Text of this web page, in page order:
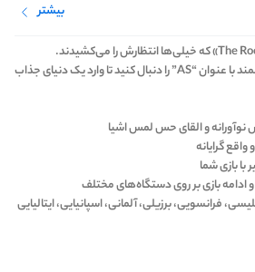
بیشتر
یک سری نامه مرموز از یک دانشمند با عنوان “AS” را دنبال کنید تا وارد یک دنیای جذاب
و القای حس لمس اشیا
گرایانه
بازی شما
فرانسویی، برزیلی، آلمانی، اسپانیایی، ایتالیایی